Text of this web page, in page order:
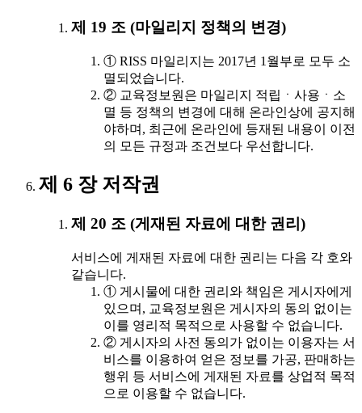
제 19 조 (마일리지 정책의 변경)
① RISS 마일리지는 2017년 1월부로 모두 소
멸되었습니다.
② 교육정보원은 마일리지 적립ㆍ사용ㆍ소
멸 등 정책의 변경에 대해 온라인상에 공지해
야하며, 최근에 온라인에 등재된 내용이 이전
의 모든 규정과 조건보다 우선합니다.
제 6 장 저작권
제 20 조 (게재된 자료에 대한 권리)
서비스에 게재된 자료에 대한 권리는 다음 각 호와
같습니다.
① 게시물에 대한 권리와 책임은 게시자에게
있으며, 교육정보원은 게시자의 동의 없이는
이를 영리적 목적으로 사용할 수 없습니다.
② 게시자의 사전 동의가 없이는 이용자는 서
비스를 이용하여 얻은 정보를 가공, 판매하는
행위 등 서비스에 게재된 자료를 상업적 목적
으로 이용할 수 없습니다.